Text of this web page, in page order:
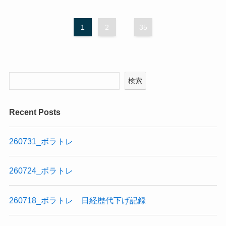
1 2 ... 35
検索
Recent Posts
260731_ボラトレ
260724_ボラトレ
260718_ボラトレ 日経歴代下げ記録